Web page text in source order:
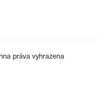
práva vyhrazena